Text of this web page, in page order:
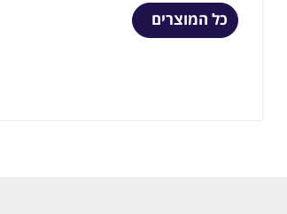
כל המוצרים